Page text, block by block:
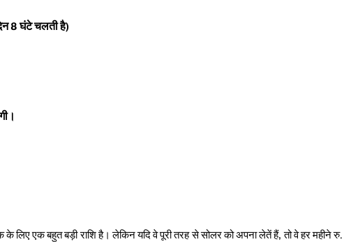
8 घंटे चलती है)
के लिए एक बहुत बड़ी राशि है। लेकिन यदि वे पूरी तरह से सोलर को अपना लेतें हैं, तो वे हर महीने रु.